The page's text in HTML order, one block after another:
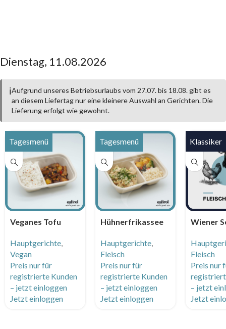
Dienstag, 11.08.2026
ℹ️Aufgrund unseres Betriebsurlaubs vom 27.07. bis 18.08. gibt es
an diesem Liefertag nur eine kleinere Auswahl an Gerichten. Die
Lieferung erfolgt wie gewohnt.
Veganes Tofu
Hauptgerichte,
Vegan
Preis nur für
registrierte Kunden
– jetzt einloggen
Jetzt einloggen
Hühnerfrikassee
und Grillgemüse
Hauptgerichte,
Fleisch
Preis nur für
registrierte Kunden
– jetzt einloggen
Jetzt einloggen
Wiener
Fleisch
Preis nur
– jetzt
Jetzt